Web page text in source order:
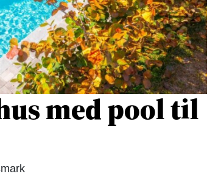
med pool til